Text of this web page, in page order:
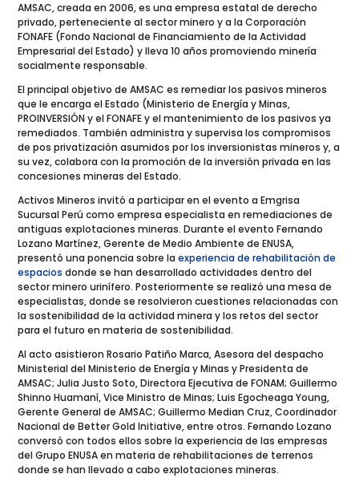
AMSAC, creada en 2006, es una empresa estatal de derecho
privado, perteneciente al sector minero y a la Corporación
FONAFE (Fondo Nacional de Financiamiento de la Actividad
Empresarial del Estado) y lleva 10 años promoviendo minería
socialmente responsable.
El principal objetivo de AMSAC es remediar los pasivos mineros
que le encarga el Estado (Ministerio de Energía y Minas,
PROINVERSIÓN y el FONAFE y el mantenimiento de los pasivos ya
remediados. También administra y supervisa los compromisos
de pos privatización asumidos por los inversionistas mineros y, a
su vez, colabora con la promoción de la inversión privada en las
concesiones mineras del Estado.
Activos Mineros invitó a participar en el evento a Emgrisa
Sucursal Perú como empresa especialista en remediaciones de
antiguas explotaciones mineras. Durante el evento Fernando
Lozano Martínez, Gerente de Medio Ambiente de ENUSA,
presentó una ponencia sobre laexperiencia de rehabilitación de
espaciosdonde se han desarrollado actividades dentro del
sector minero urinífero. Posteriormente se realizó una mesa de
especialistas, donde se resolvieron cuestiones relacionadas con
la sostenibilidad de la actividad minera y los retos del sector
para el futuro en materia de sostenibilidad.
Al acto asistieron Rosario Patiño Marca, Asesora del despacho
Ministerial del Ministerio de Energía y Minas y Presidenta de
AMSAC; Julia Justo Soto, Directora Ejecutiva de FONAM; Guillermo
Shinno Huamaní, Vice Ministro de Minas; Luis Egocheaga Young,
Gerente General de AMSAC; Guillermo Median Cruz, Coordinador
Nacional de Better Gold Initiative, entre otros. Fernando Lozano
conversó con todos ellos sobre la experiencia de las empresas
del Grupo ENUSA en materia de rehabilitaciones de terrenos
donde se han llevado a cabo explotaciones mineras.